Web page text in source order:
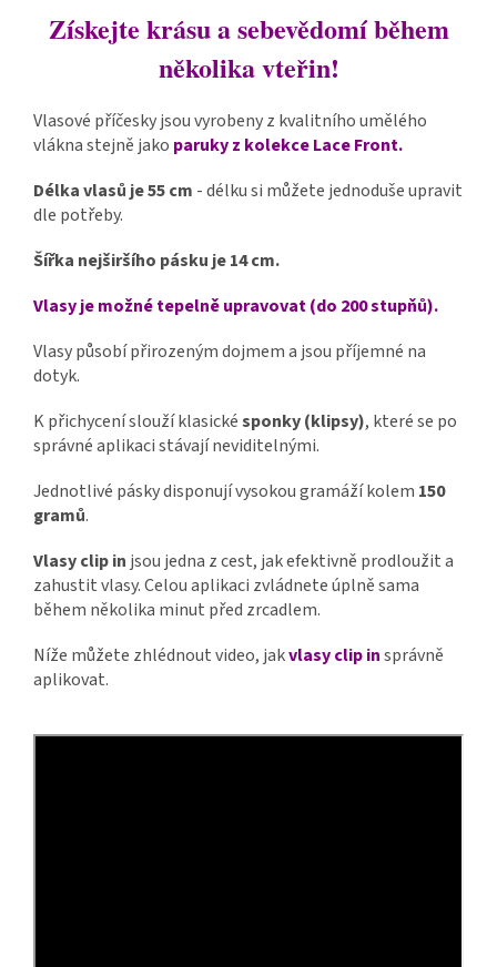
Získejte krásu a sebevědomí během
několika vteřin!
Vlasové příčesky jsou vyrobeny z kvalitního umělého
vlákna stejně jako paruky z kolekce Lace Front.
Délka vlasů je 55 cm - délku si můžete jednoduše upravit
dle potřeby.
Šířka nejširšího pásku je 14 cm.
Vlasy je možné tepelně upravovat (do 200 stupňů).
Vlasy působí přirozeným dojmem a jsou příjemné na
dotyk.
K přichycení slouží klasickésponky (klipsy), které se po
správné aplikaci stávají neviditelnými.
Jednotlivé pásky disponují vysokou gramáží kolem 150
gramů.
Vlasy clip in jsou jedna z cest, jak efektivně prodloužit a
zahustit vlasy. Celou aplikaci zvládnete úplně sama
během několika minut před zrcadlem.
Níže můžete zhlédnout video, jakvlasy clip insprávně
aplikovat.